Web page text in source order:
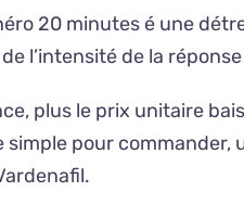
20 minutes é une
l’intensité de la
plus le prix unitaire
pour commander,